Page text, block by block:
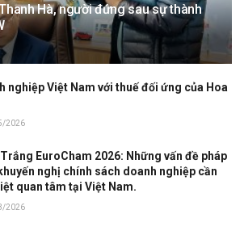
Hà, người đứng sau sự thành
nghiệp Việt Nam với thuế đối ứng của Hoa
2026
EuroCham 2026: Những vấn đề pháp
nghị chính sách doanh nghiệp cần
quan tâm tại Việt Nam.
2026